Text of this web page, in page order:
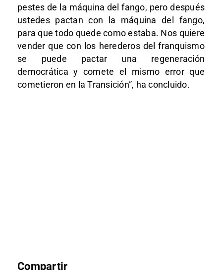
pestes de la máquina del fango, pero después
ustedes pactan con la máquina del fango,
para que todo quede como estaba. Nos quiere
vender que con los herederos del franquismo
se puede pactar una regeneración
democrática y comete el mismo error que
cometieron en la Transición”, ha concluido.
Compartir